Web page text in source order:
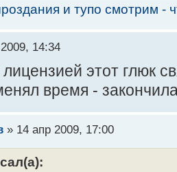
и тупо смотрим -
14:34
этот глюк
время -
» 14 апр 2009, 17:00